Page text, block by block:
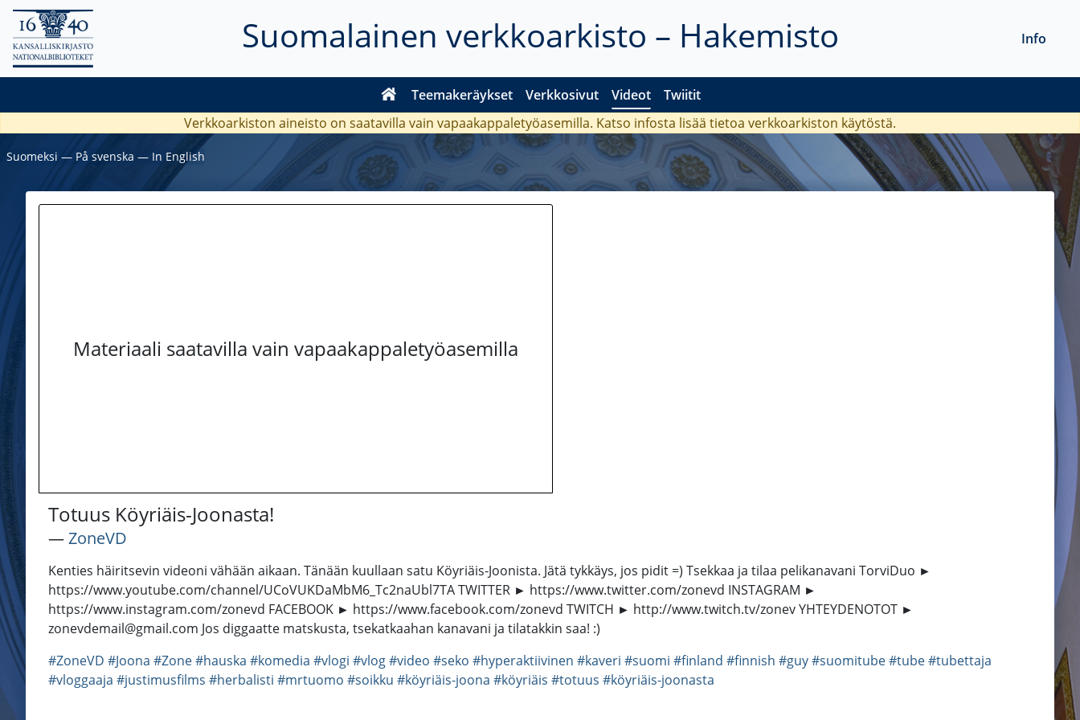
Suomalainen verkkoarkisto – Hakemisto
Teemakeräykset Verkkosivut Videot Twiitit
Info
Verkkoarkiston aineisto on saatavilla vain vapaakappaletyöasemilla. Katso infosta lisää tietoa verkkoarkiston käytöstä.
Suomeksi ― På svenska ― In English
Materiaali saatavilla vain vapaakappaletyöasemilla
Totuus Köyriäis-Joonasta!
―ZoneVD
Kenties häiritsevin videoni vähään aikaan. Tänään kuullaan satu Köyriäis-Joonista. Jätä tykkäys, jos pidit =) Tsekkaa ja tilaa pelikanavani TorviDuo ►
https://www.youtube.com/channel/UCoVUKDaMbM6_Tc2naUbl7TA TWITTER ► https://www.twitter.com/zonevd INSTAGRAM ►
https://www.instagram.com/zonevd FACEBOOK ► https://www.facebook.com/zonevd TWITCH ► http://www.twitch.tv/zonev YHTEYDENOTOT ►
zonevdemail@gmail.com Jos diggaatte matskusta, tsekatkaahan kanavani ja tilatakkin saa! :)
#ZoneVD #Joona #Zone#hauska #komedia #vlogi #vlog#video #seko #hyperaktiivinen #kaveri #suomi #finland #finnish #guy#suomitube#tube#tubettaja
#vloggaaja #justimusfilms #herbalisti #mrtuomo #soikku #köyriäis-joona #köyriäis #totuus #köyriäis-joonasta